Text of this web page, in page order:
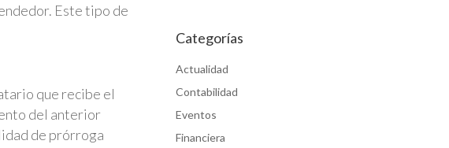
Este tipo de
que recibe el
del anterior
de prórroga
Categorías
Actualidad
Contabilidad
Eventos
Financiera